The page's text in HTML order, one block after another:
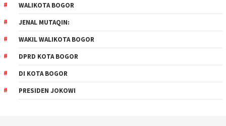
WALIKOTA BOGOR
JENAL MUTAQIN:
WAKIL WALIKOTA BOGOR
DPRD KOTA BOGOR
DI KOTA BOGOR
PRESIDEN JOKOWI